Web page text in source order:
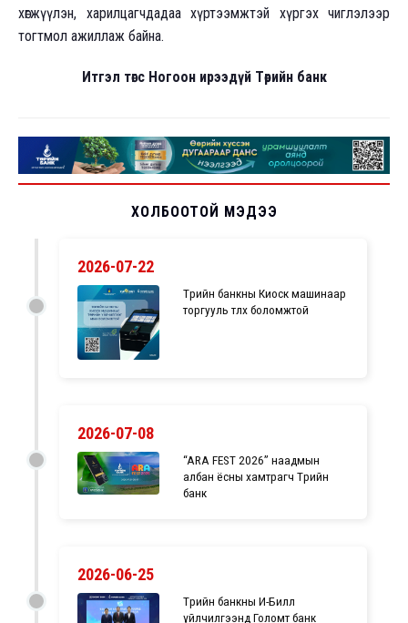
хөгжүүлэн, харилцагчдадаа хүртээмжтэй хүргэх чиглэлээр
тогтмол ажиллаж байна.
Итгэл төгс Ногоон ирээдүй Төрийн банк
ХОЛБООТОЙ МЭДЭЭ
2026-07-22
Төрийн банкны Киоск машинаар
торгууль төлөх боломжтой
2026-07-08
“ARA FEST 2026” наадмын
албан ёсны хамтрагч Төрийн
банк
2026-06-25
Төрийн банкны И-Билл
үйлчилгээнд Голомт банк